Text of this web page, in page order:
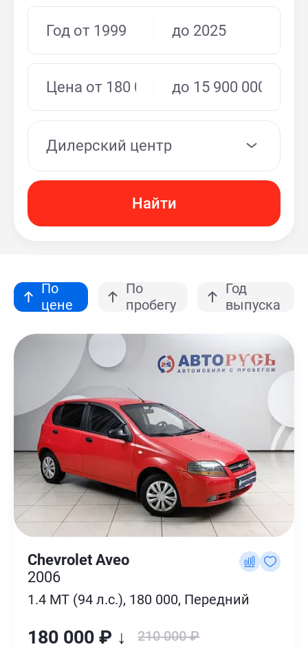
Дилерский центр
Найти
По
цене
По
пробегу
Год
выпуска
Chevrolet Aveo
2006
1.4 MT (94 л.с.), 180 000, Передний
180 000 ₽ ↓ 210 000 ₽